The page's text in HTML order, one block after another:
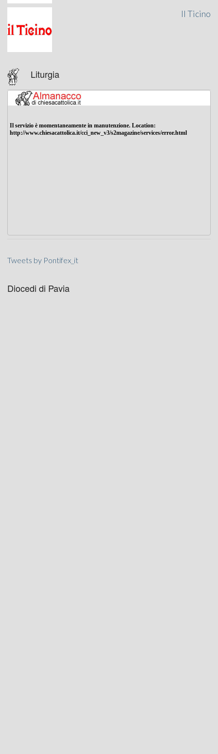
Il Ticino
Liturgia
Tweets by Pontifex_it
Diocedi di Pavia